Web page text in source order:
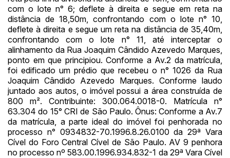
com o lote n° 6; deflete à direita e segue em reta na
distância de 18,50m, confrontando com o lote n° 10,
deflete à direita e segue um reta na distância de 35,40m,
confrontando com o lote n° 11, até interceptar o
alinhamento da Rua Joaquim Cândido Azevedo Marques,
ponto em que principiou. Conforme a Av.2 da matrícula,
foi edificado um prédio que recebeu o n° 1026 da Rua
Joaquim Cândido Azevedo Marques. Conforme laudo
juntado aos autos, o imóvel possui a área construída de
800 m². Contribuinte: 300.064.0018-0. Matrícula n°
63.304 do 15° CRI de São Paulo. Ônus: Conforme a Av.7
da matrícula, a parte ideal do imóvel foi penhorada no
processo n° 0934832-70.1996.8.26.0100 da 29ª Vara
Cível do Foro Central Cível de São Paulo. AV 9 penhora
no processo nº 583.00.1996.934.832-1 da 29ª Vara Cível
14/04/2025 18:43:11 TIAGOFELIPE R$ 1,00